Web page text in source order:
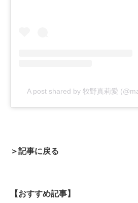
A post shared by 牧野真莉愛
＞記事に戻る
【おすすめ記事】